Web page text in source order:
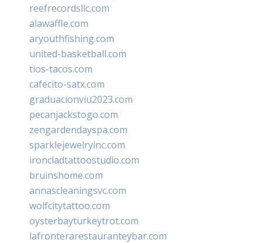
reefrecordsllc.com
alawaffle.com
aryouthfishing.com
united-basketball.com
tios-tacos.com
cafecito-satx.com
graduacionviu2023.com
pecanjackstogo.com
zengardendayspa.com
sparklejewelryinc.com
ironcladtattoostudio.com
bruinshome.com
annascleaningsvc.com
wolfcitytattoo.com
oysterbayturkeytrot.com
lafronterarestauranteybar.com